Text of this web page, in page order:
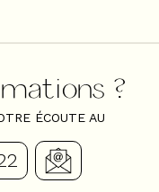
?
ÉCOUTE AU